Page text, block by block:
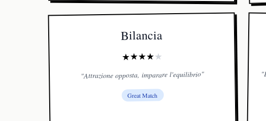
Bilancia
★★★★★
"Attrazione opposta, imparare l'equilibrio"
Great Match
"